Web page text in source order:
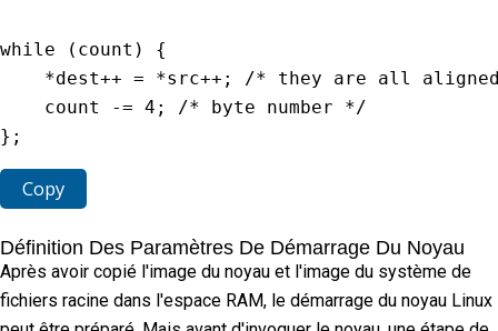
while ( count )
{
*dest++ = *src++ ;
/* they are all aligned
    count
-= 4 ;
/* byte number */
} ;
Copy
Définition Des Paramètres De Démarrage Du Noyau
Après avoir copié l'image du noyau et l'image du système de
fichiers racine dans l'espace RAM, le démarrage du noyau Linux